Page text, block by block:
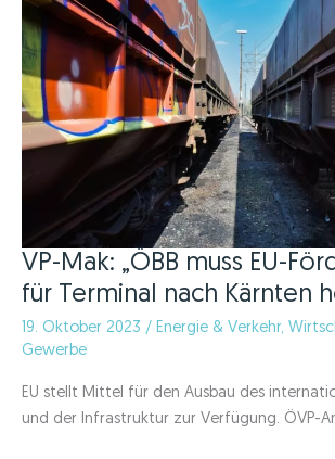
Kärntner
Anliegen!“
VP-Mak: „ÖBB muss EU-
für Terminal nach Kärnten
19. Oktober 2023 / Energie & Verkehr,
Gewerbe
EU stellt Mittel für den Ausbau des
und der Infrastruktur zur Verfügung. ÖVP-